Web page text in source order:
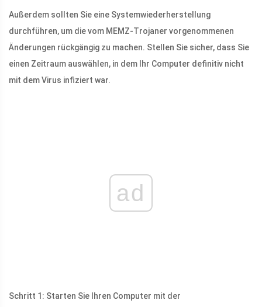
Außerdem sollten Sie eine Systemwiederherstellung
durchführen, um die vom MEMZ-Trojaner vorgenommenen
Änderungen rückgängig zu machen. Stellen Sie sicher, dass Sie
einen Zeitraum auswählen, in dem Ihr Computer definitiv nicht
mit dem Virus infiziert war.
ad
Schritt 1: Starten Sie Ihren Computer mit der